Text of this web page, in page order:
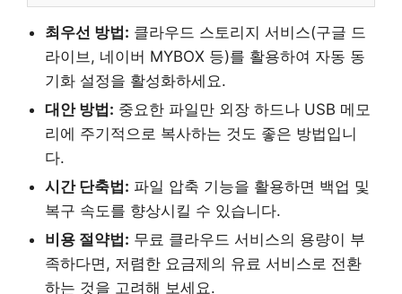
최우선 방법: 클라우드 스토리지 서비스(구글 드
라이브, 네이버 MYBOX 등)를 활용하여 자동 동
기화 설정을 활성화하세요.
대안 방법: 중요한 파일만 외장 하드나 USB 메모
리에 주기적으로 복사하는 것도 좋은 방법입니
다.
시간 단축법: 파일 압축 기능을 활용하면 백업 및
복구 속도를 향상시킬 수 있습니다.
비용 절약법: 무료 클라우드 서비스의 용량이 부
족하다면, 저렴한 요금제의 유료 서비스로 전환
하는 것을 고려해 보세요.